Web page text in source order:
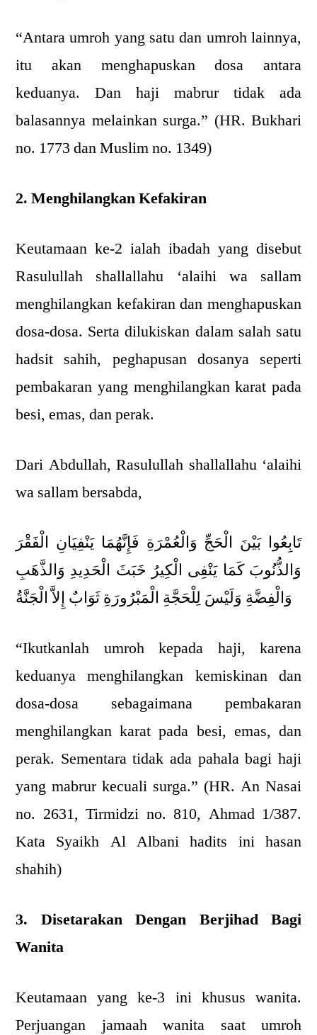
“Antara umroh yang satu dan umroh lainnya,
itu akan menghapuskan dosa antara
keduanya. Dan haji mabrur tidak ada
balasannya melainkan surga.” (HR. Bukhari
no. 1773 dan Muslim no. 1349)
2. Menghilangkan Kefakiran
Keutamaan ke-2 ialah ibadah yang disebut
Rasulullah shallallahu ‘alaihi wa sallam
menghilangkan kefakiran dan menghapuskan
dosa-dosa. Serta dilukiskan dalam salah satu
hadsit sahih, peghapusan dosanya seperti
pembakaran yang menghilangkan karat pada
besi, emas, dan perak.
Dari Abdullah, Rasulullah shallallahu ‘alaihi
wa sallam bersabda,
تَابِعُوا بَيْنَ الْحَجِّ وَالْعُمْرَةِ فَإِنَّهُمَا يَنْفِيَانِ الْفَقْرَ
وَالذُّنُوبَ كَمَا يَنْفِى الْكِيرُ خَبَثَ الْحَدِيدِ وَالذَّهَبِ
وَالْفِضَّةِ وَلَيْسَ لِلْحَجَّةِ الْمَبْرُورَةِ ثَوَابٌ إِلاَّ الْجَنَّةُ
“Ikutkanlah umroh kepada haji, karena
keduanya menghilangkan kemiskinan dan
dosa-dosa sebagaimana pembakaran
menghilangkan karat pada besi, emas, dan
perak. Sementara tidak ada pahala bagi haji
yang mabrur kecuali surga.” (HR. An Nasai
no. 2631, Tirmidzi no. 810, Ahmad 1/387.
Kata Syaikh Al Albani hadits ini hasan
shahih)
3. Disetarakan Dengan Berjihad Bagi
Wanita
Keutamaan yang ke-3 ini khusus wanita.
Perjuangan jamaah wanita saat umroh